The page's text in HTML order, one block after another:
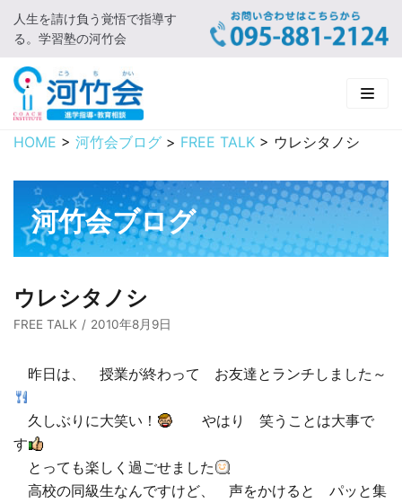
コ
ン
テ
ン
ツ
に
キ
プ
人生を請け負う覚悟で指導す
る。学習塾の河竹会
HOME
新着情報
□ お知らせ
河竹会について
□ 河竹会について
□ 小学部
□ 有料体験指導
HOME > 河竹会ブログ > FREE TALK > ウレシタノシ
河竹会ブログ
ウレシタノシ
FREE TALK 2010年8月9日
昨日は、 授業が終わって お友達とランチしました～
久しぶりに大笑い！
やはり 笑うことは大事で
す
とっても楽しく過ごせました
高校の同級生なんですけど、 声をかけると パッと集